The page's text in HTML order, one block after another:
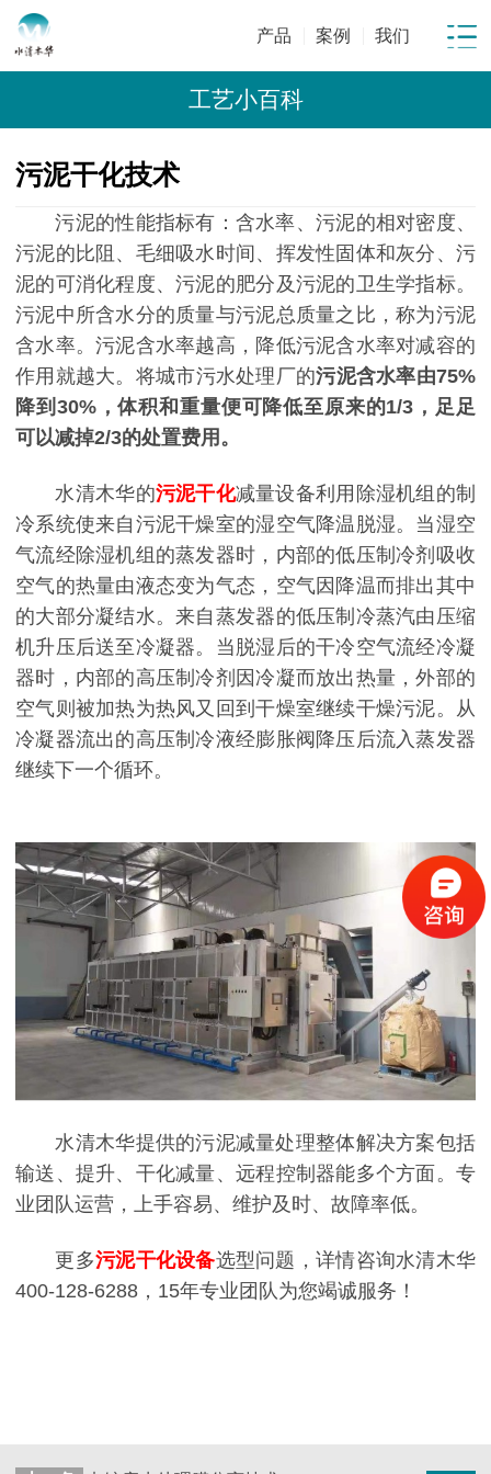
产品 案例 我们
工艺小百科
污泥干化技术
污泥的性能指标有：含水率、污泥的相对密度、
污泥的比阻、毛细吸水时间、挥发性固体和灰分、污
泥的可消化程度、污泥的肥分及污泥的卫生学指标。
污泥中所含水分的质量与污泥总质量之比，称为污泥
含水率。污泥含水率越高，降低污泥含水率对减容的
作用就越大。将城市污水处理厂的污泥含水率由75%
降到30%，体积和重量便可降低至原来的1/3，足足
可以减掉2/3的处置费用。
水清木华的污泥干化减量设备利用除湿机组的制
冷系统使来自污泥干燥室的湿空气降温脱湿。当湿空
气流经除湿机组的蒸发器时，内部的低压制冷剂吸收
空气的热量由液态变为气态，空气因降温而排出其中
的大部分凝结水。来自蒸发器的低压制冷蒸汽由压缩
机升压后送至冷凝器。当脱湿后的干冷空气流经冷凝
器时，内部的高压制冷剂因冷凝而放出热量，外部的
空气则被加热为热风又回到干燥室继续干燥污泥。从
冷凝器流出的高压制冷液经膨胀阀降压后流入蒸发器
继续下一个循环。
水清木华提供的污泥减量处理整体解决方案包括
输送、提升、干化减量、远程控制器能多个方面。专
业团队运营，上手容易、维护及时、故障率低。
更多污泥干化设备选型问题，详情咨询水清木华
400-128-6288，15年专业团队为您竭诚服务！